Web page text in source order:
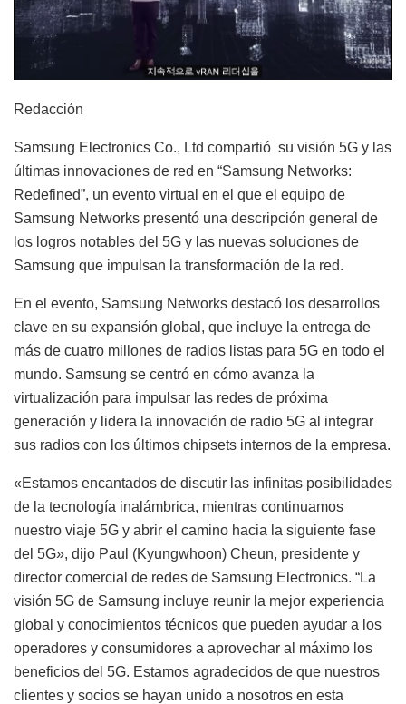
Redacción
Samsung Electronics Co., Ltd compartió su visión 5G y las
últimas innovaciones de red en “Samsung Networks:
Redefined”, un evento virtual en el que el equipo de
Samsung Networks presentó una descripción general de
los logros notables del 5G y las nuevas soluciones de
Samsung que impulsan la transformación de la red.
En el evento, Samsung Networks destacó los desarrollos
clave en su expansión global, que incluye la entrega de
más de cuatro millones de radios listas para 5G en todo el
mundo. Samsung se centró en cómo avanza la
virtualización para impulsar las redes de próxima
generación y lidera la innovación de radio 5G al integrar
sus radios con los últimos chipsets internos de la empresa.
«Estamos encantados de discutir las infinitas posibilidades
de la tecnología inalámbrica, mientras continuamos
nuestro viaje 5G y abrir el camino hacia la siguiente fase
del 5G», dijo Paul (Kyungwhoon) Cheun, presidente y
director comercial de redes de Samsung Electronics. “La
visión 5G de Samsung incluye reunir la mejor experiencia
global y conocimientos técnicos que pueden ayudar a los
operadores y consumidores a aprovechar al máximo los
beneficios del 5G. Estamos agradecidos de que nuestros
clientes y socios se hayan unido a nosotros en esta